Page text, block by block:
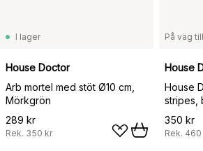
I lager
House Doctor
Arb mortel med stöt Ø10 cm,
Mörkgrön
289 kr
Rek. 350 kr
På väg
House
House
stripes,
350 kr
Rek. 460